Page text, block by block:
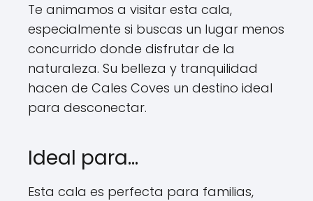
Te animamos a visitar esta cala,
especialmente si buscas un lugar menos
concurrido donde disfrutar de la
naturaleza. Su belleza y tranquilidad
hacen de Cales Coves un destino ideal
para desconectar.
Ideal para…
Esta cala es perfecta para familias,